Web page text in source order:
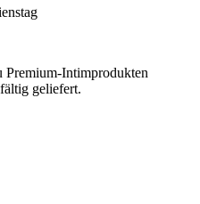
Premium-Intimprodukten
geliefert.